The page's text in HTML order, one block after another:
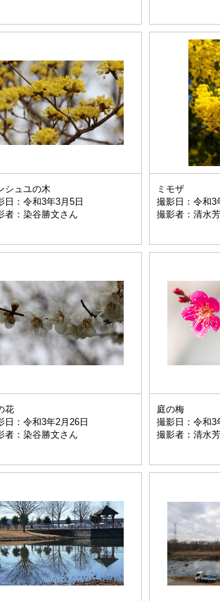
シュユの木
日：令和3年3月5日
者：染谷勝文さん
ミモザ
撮影日：令和3
撮影者：清水
花
日：令和3年2月26日
者：染谷勝文さん
庭の梅
撮影日：令和3
撮影者：清水